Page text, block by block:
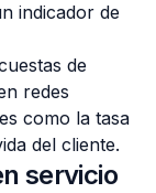
indicador de
de
redes
como la tasa
del cliente.
servicio